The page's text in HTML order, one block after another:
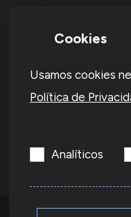
Cookies
Usamos cookies
Política de
Analíticos